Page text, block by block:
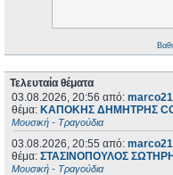
Τελευταία θέματα
03.08.2026, 20:56 από:
θέμα: ΚΑΠΟΚΗΣ ΔΗΜΗΤΡΗΣ
Μουσική - Τραγούδια
03.08.2026, 20:55 από:
θέμα: ΣΤΑΣΙΝΟΠΟΥΛΟΣ
Μουσική - Τραγούδια